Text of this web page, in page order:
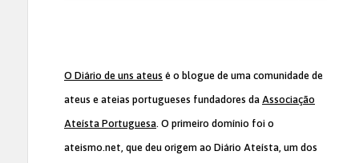
O Diário de uns ateus é o blogue de uma comunidade de
ateus e ateias portugueses fundadores da Associação
Ateísta Portuguesa. O primeiro domínio foi o
ateismo.net, que deu origem ao Diário Ateísta, um dos